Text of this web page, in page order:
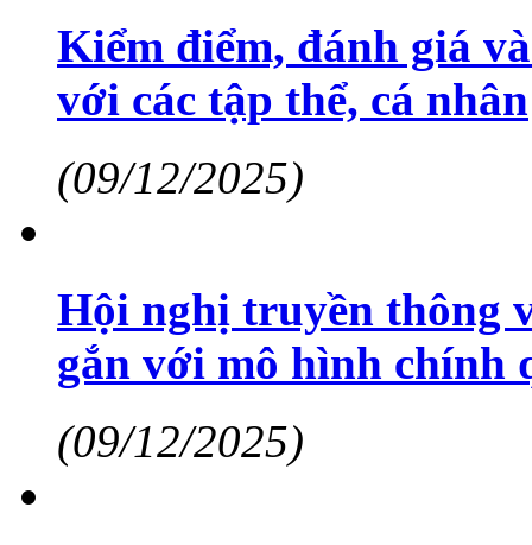
Kiểm điểm, đánh giá
với các tập thể, cá nhân
(09/12/2025)
Hội nghị truyền thông
gắn với mô hình chính
(09/12/2025)